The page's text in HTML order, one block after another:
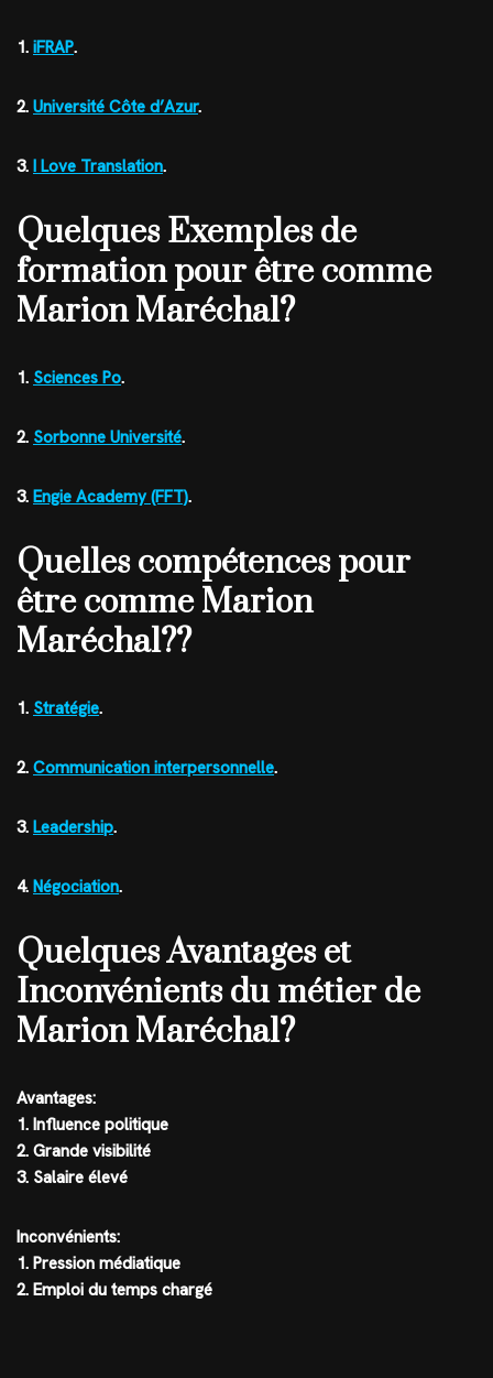
1. iFRAP.
2. Université Côte d’Azur.
3. I Love Translation.
Quelques Exemples de
formation pour être comme
Marion Maréchal?
1. Sciences Po.
2. Sorbonne Université.
3. Engie Academy (FFT).
Quelles compétences pour
être comme Marion
Maréchal??
1. Stratégie.
2. Communication interpersonnelle.
3. Leadership.
4. Négociation.
Quelques Avantages et
Inconvénients du métier de
Marion Maréchal?
Avantages:
1. Influence politique
2. Grande visibilité
3. Salaire élevé
Inconvénients:
1. Pression médiatique
2. Emploi du temps chargé